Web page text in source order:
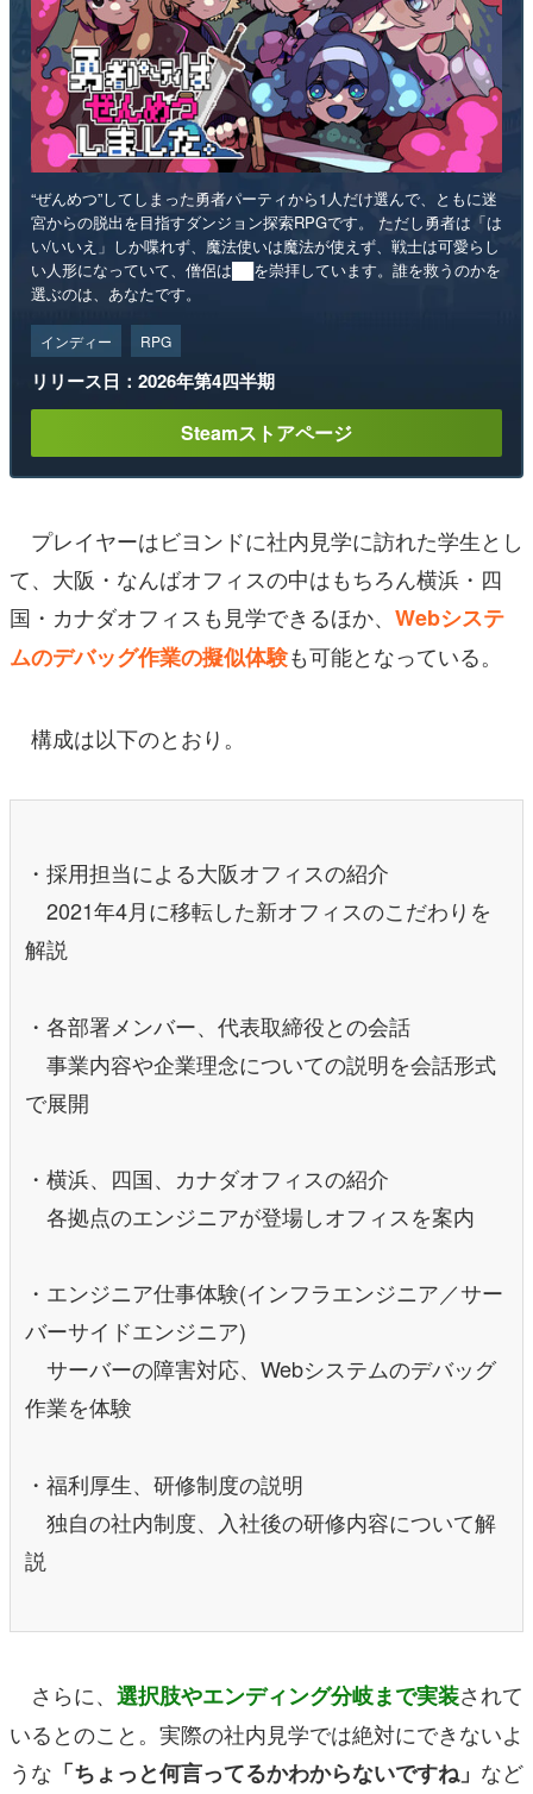
“ぜんめつ”してしまった勇者パーティから1人だけ選んで、ともに迷
宮からの脱出を目指すダンジョン探索RPGです。 ただし勇者は「は
い/いいえ」しか喋れず、魔法使いは魔法が使えず、戦士は可愛らし
い人形になっていて、僧侶は██を崇拝しています。誰を救うのかを
選ぶのは、あなたです。
インディー RPG
リリース日：2026年第4四半期
Steamストアページ
プレイヤーはビヨンドに社内見学に訪れた学生とし
て、大阪・なんばオフィスの中はもちろん横浜・四
国・カナダオフィスも見学できるほか、 Webシステ
ムのデバッグ作業の擬似体験も可能となっている。
構成は以下のとおり。
・採用担当による大阪オフィスの紹介
2021年4月に移転した新オフィスのこだわりを
解説
・各部署メンバー、代表取締役との会話
事業内容や企業理念についての説明を会話形式
で展開
・横浜、四国、カナダオフィスの紹介
各拠点のエンジニアが登場しオフィスを案内
・エンジニア仕事体験(インフラエンジニア／サー
バーサイドエンジニア)
サーバーの障害対応、Webシステムのデバッグ
作業を体験
・福利厚生、研修制度の説明
独自の社内制度、入社後の研修内容について解
説
さらに、 選択肢やエンディング分岐まで実装されて
いるとのこと。実際の社内見学では絶対にできないよ
うな 「ちょっと何言ってるかわからないですね」 など